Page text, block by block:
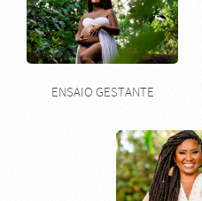
ENSAIO GESTANTE